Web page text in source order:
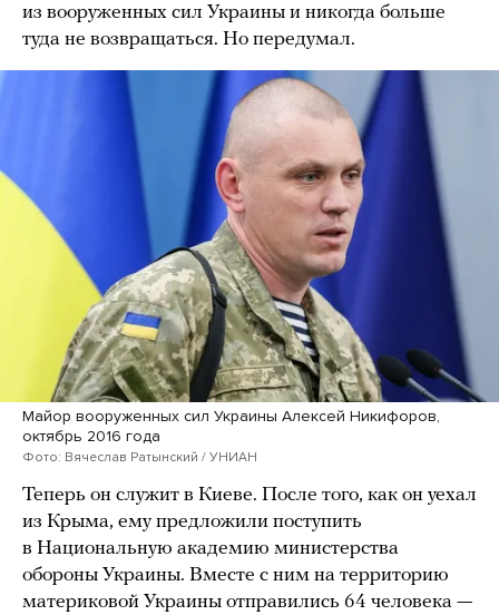
из вооруженных сил Украины и никогда больше
туда не возвращаться. Но передумал.
Майор вооруженных сил Украины Алексей Никифоров,
октябрь 2016 года
Фото: Вячеслав Ратынский / УНИАН
Теперь он служит в Киеве. После того, как он уехал
из Крыма, ему предложили поступить
в Национальную академию министерства
обороны Украины. Вместе с ним на территорию
материковой Украины отправились 64 человека —